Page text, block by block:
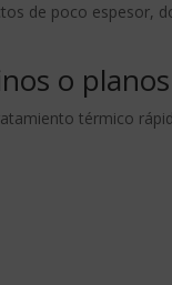
de poco espesor,
o planos
térmico